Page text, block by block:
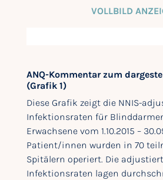
VOLLBILD
ANQ-Kommentar zum
(Grafik 1)
Diese Grafik zeigt die NNIS-
Infektionsraten für
Erwachsene vom 1.10.2015 –
Patient/innen wurden in 70
Spitälern operiert. Die
Infektionsraten lagen